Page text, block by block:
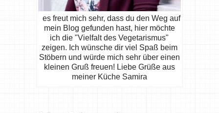
es freut mich sehr, dass du den Weg auf
mein Blog gefunden hast, hier möchte
ich die "Vielfalt des Vegetarismus"
zeigen. Ich wünsche dir viel Spaß beim
Stöbern und würde mich sehr über einen
kleinen Gruß freuen! Liebe Grüße aus
meiner Küche Samira